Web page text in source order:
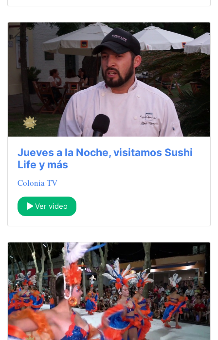
Jueves a la Noche, visitamos Sushi
Life y más
Colonia TV
Ver video